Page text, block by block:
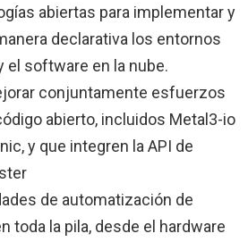
abiertas para implementar y
declarativa los entornos
el software en la nube.
conjuntamente esfuerzos
abierto, incluidos Metal3-io
y que integren la API de
de automatización de
toda la pila, desde el hardware